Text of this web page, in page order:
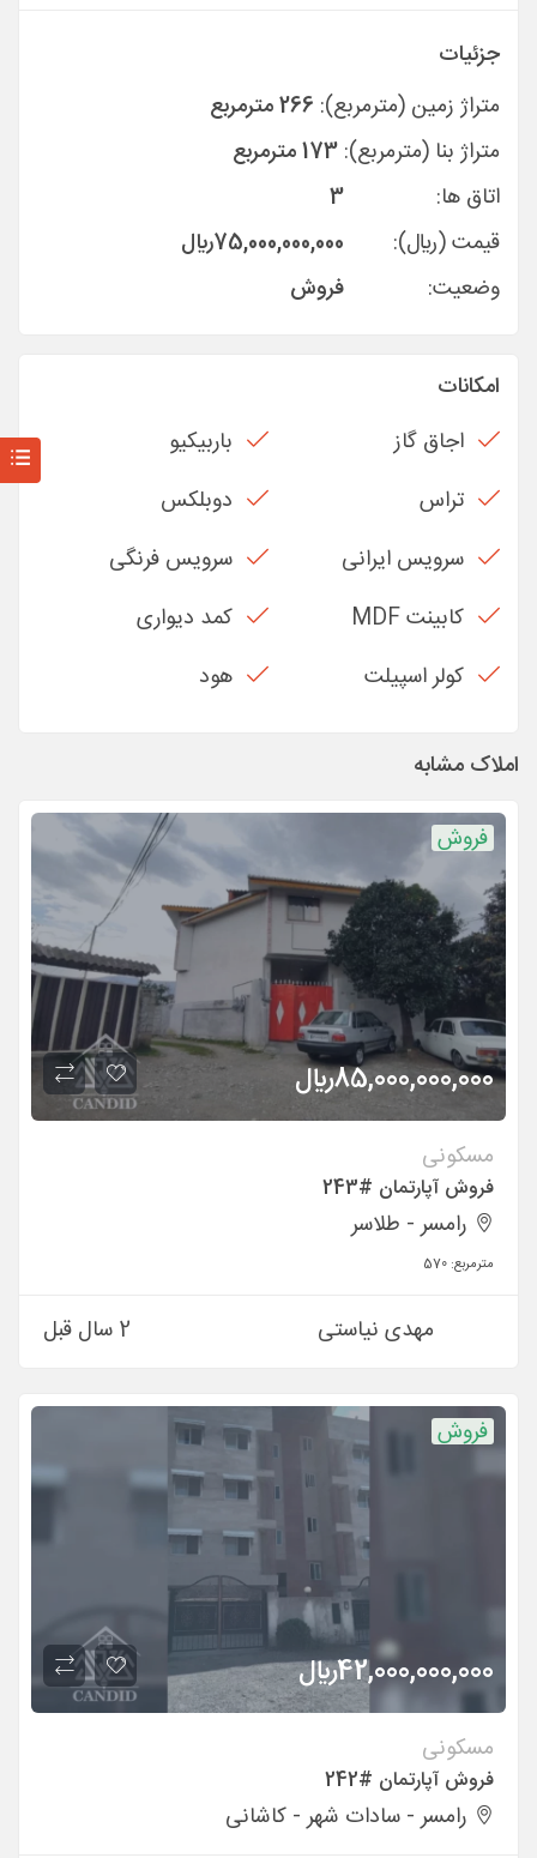
جزئیات
متراژ زمین (مترمربع): 266 مترمربع
متراژ بنا (مترمربع): 173 مترمربع
اتاق ها:
3
قیمت (ريال):
75,000,000,000ريال
وضعیت:
فروش
امکانات
اجاق گاز
باربیکیو
تراس
دوبلکس
سرویس ایرانی
سرویس فرنگی
کابینت MDF
کمد دیواری
کولر اسپیلت
هود
املاک مشابه
فروش
85,000,000,000ريال
مسکونی
فروش آپارتمان #243
رامسر - طلاسر
مترمربع: 570
مهدی نیاستی 2 سال قبل
فروش
42,000,000,000ريال
مسکونی
فروش آپارتمان #242
رامسر - سادات شهر - كاشانی